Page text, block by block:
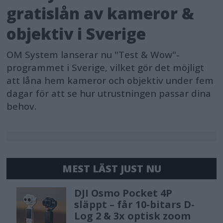
gratislån av kameror &
objektiv i Sverige
OM System lanserar nu "Test & Wow"-
programmet i Sverige, vilket gör det möjligt
att låna hem kameror och objektiv under fem
dagar för att se hur utrustningen passar dina
behov.
MEST LÄST JUST NU
DJI Osmo Pocket 4P
släppt – får 10-bitars D-
Log 2 & 3x optisk zoom